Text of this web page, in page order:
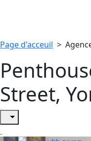
Page d'acceuil >
Street,